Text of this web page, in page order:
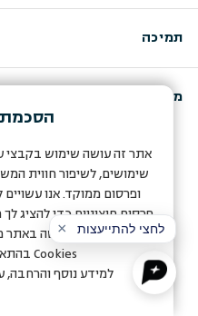
תמיכה
מועדון החברות שלנו
הסכמת
אתר זה עושה שימוש בקבצי
שימושים, לשיפור חווית
ופרסום ממוקד. אנו
פרסום חיצוניים כדי להציג לך
שלך. המשך הגלישה באתר
Cookies
למידע נוסף והרחבה,